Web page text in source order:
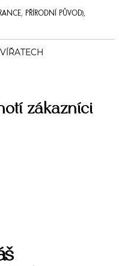
PŘÍRODNÍ PŮVOD),
zákazníci